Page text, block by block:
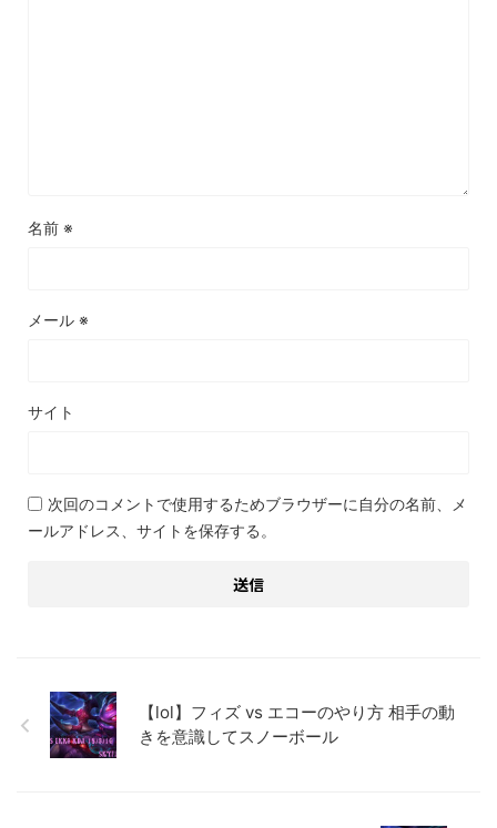
名前 ※
メール ※
サイト
次回のコメントで使用するためブラウザーに自分の名前、メ
ールアドレス、サイトを保存する。
【lol】フィズ vs エコーのやり方 相手の動
きを意識してスノーボール